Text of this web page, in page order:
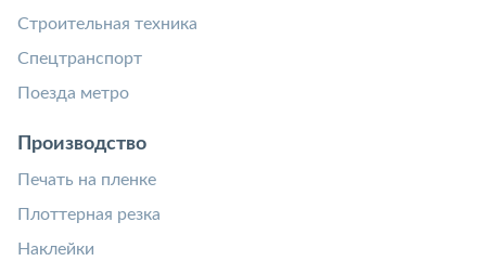
Строительная техника
Спецтранспорт
Поезда метро
Производство
Печать на пленке
Плоттерная резка
Наклейки